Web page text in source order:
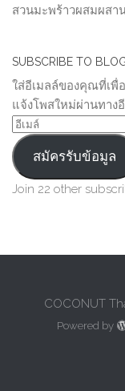
สวนมะพร้าวผสมผสา
SUBSCRIBE TO
ใส่อีเมลล์ของคุณที่เพื่
แจ้งโพสใหม่ผ่านทาง
อีเมล์
สมัครรับข้อมูล
Join 22 other
COCONUT
Powered by